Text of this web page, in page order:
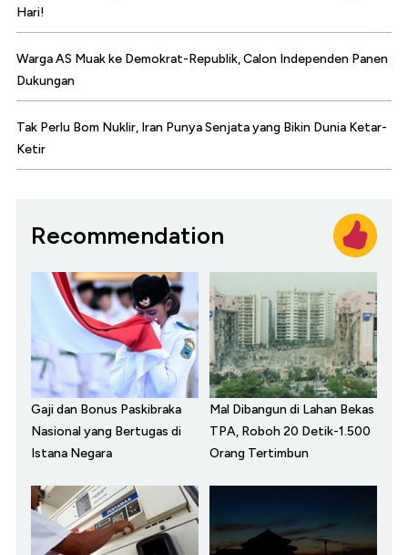
Hari!
Warga AS Muak ke Demokrat-Republik, Calon Independen Panen
Dukungan
Tak Perlu Bom Nuklir, Iran Punya Senjata yang Bikin Dunia Ketar-
Ketir
Recommendation
Gaji dan Bonus Paskibraka
Nasional yang Bertugas di
Istana Negara
Mal Dibangun di Lahan Bekas
TPA, Roboh 20 Detik-1.500
Orang Tertimbun